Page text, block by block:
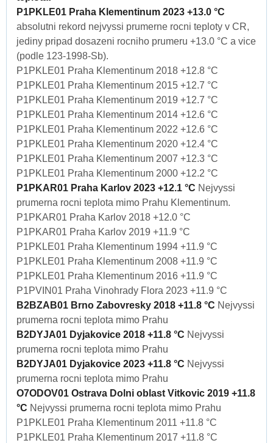
P1PKLE01 Praha Klementinum 2023 +13.0 °C
absolutni rekord nejvyssi prumerne rocni teploty v CR,
jediny pripad dosazeni rocniho prumeru +13.0 °C a vice
(podle 123-1998-Sb).
P1PKLE01 Praha Klementinum 2018 +12.8 °C
P1PKLE01 Praha Klementinum 2015 +12.7 °C
P1PKLE01 Praha Klementinum 2019 +12.7 °C
P1PKLE01 Praha Klementinum 2014 +12.6 °C
P1PKLE01 Praha Klementinum 2022 +12.6 °C
P1PKLE01 Praha Klementinum 2020 +12.4 °C
P1PKLE01 Praha Klementinum 2007 +12.3 °C
P1PKLE01 Praha Klementinum 2000 +12.2 °C
P1PKAR01 Praha Karlov 2023 +12.1 °C Nejvyssi
prumerna rocni teplota mimo Prahu Klementinum.
P1PKAR01 Praha Karlov 2018 +12.0 °C
P1PKAR01 Praha Karlov 2019 +11.9 °C
P1PKLE01 Praha Klementinum 1994 +11.9 °C
P1PKLE01 Praha Klementinum 2008 +11.9 °C
P1PKLE01 Praha Klementinum 2016 +11.9 °C
P1PVIN01 Praha Vinohrady Flora 2023 +11.9 °C
B2BZAB01 Brno Zabovresky 2018 +11.8 °C Nejvyssi
prumerna rocni teplota mimo Prahu
B2DYJA01 Dyjakovice 2018 +11.8 °C Nejvyssi
prumerna rocni teplota mimo Prahu
B2DYJA01 Dyjakovice 2023 +11.8 °C Nejvyssi
prumerna rocni teplota mimo Prahu
O7ODOV01 Ostrava Dolni oblast Vitkovic 2019 +11.8
°C Nejvyssi prumerna rocni teplota mimo Prahu
P1PKLE01 Praha Klementinum 2011 +11.8 °C
P1PKLE01 Praha Klementinum 2017 +11.8 °C